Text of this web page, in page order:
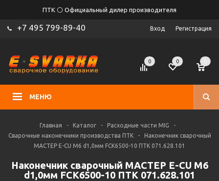
ПТК ⚪ Официальный дилер производителя
+7 495 799-89-40 Вход Регистрация
МЕНЮ
0 0
Главная - Каталог - Расходные части MIG
-
Сварочные наконечники производства ПТК
-
Наконечник сварочный
МАСТЕР E-CU М6 d1,0мм FCK6500-10 ПТК 071.628.101
Наконечник сварочный МАСТЕР E-CU М6
d1,0мм FCK6500-10 ПТК 071.628.101